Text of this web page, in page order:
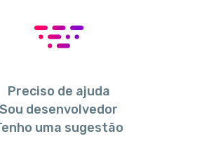
Preciso de ajuda
Sou desenvolvedor
uma sugestão